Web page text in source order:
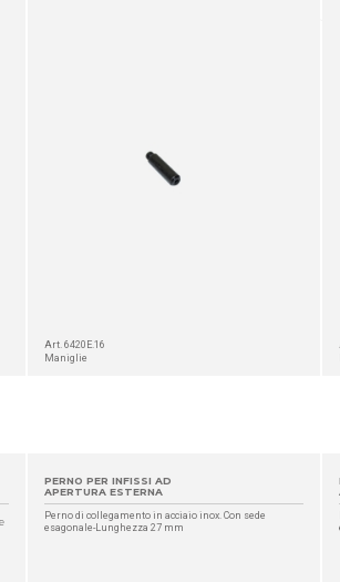
Art. 6420E.16
Maniglie
PERNO PER INFISSI AD
APERTURA ESTERNA
Perno di collegamento in acciaio inox. Con sede
esagonale-Lunghezza 27 mm